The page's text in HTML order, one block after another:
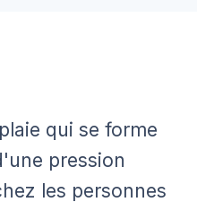
qui se forme
pression
les personnes